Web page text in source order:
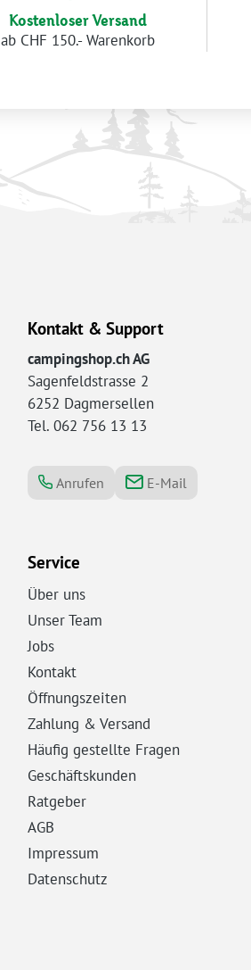
Kostenloser Versand
ab CHF 150.- Warenkorb
Kontakt & Support
campingshop.ch AG
Sagenfeldstrasse 2
6252 Dagmersellen
Tel. 062 756 13 13
Anrufen E-Mail
Service
Über uns
Unser Team
Jobs
Kontakt
Öffnungszeiten
Zahlung & Versand
Häufig gestellte Fragen
Geschäftskunden
Ratgeber
AGB
Impressum
Datenschutz